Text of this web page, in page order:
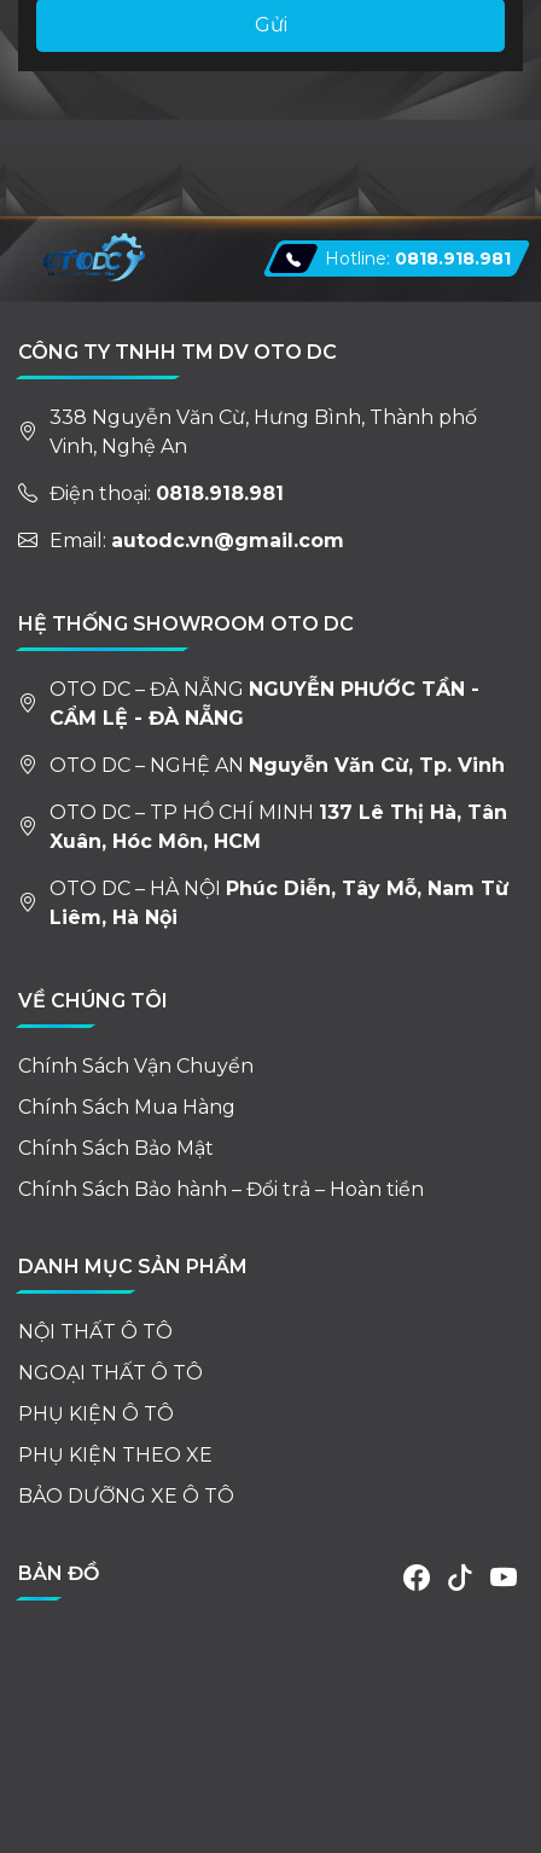
Gửi
Hotline: 0818.918.981
CÔNG TY TNHH TM DV OTO DC
338 Nguyễn Văn Cừ, Hưng Bình, Thành phố
Vinh, Nghệ An
Điện thoại: 0818.918.981
Email: autodc.vn@gmail.com
HỆ THỐNG SHOWROOM OTO DC
OTO DC – ĐÀ NẴNG NGUYỄN PHƯỚC TẦN -
CẨM LỆ - ĐÀ NẴNG
OTO DC – NGHỆ AN Nguyễn Văn Cừ, Tp. Vinh
OTO DC – TP HỒ CHÍ MINH 137 Lê Thị Hà, Tân
Xuân, Hóc Môn, HCM
OTO DC – HÀ NỘI Phúc Diễn, Tây Mỗ, Nam Từ
Liêm, Hà Nội
VỀ CHÚNG TÔI
Chính Sách Vận Chuyển
Chính Sách Mua Hàng
Chính Sách Bảo Mật
Chính Sách Bảo hành – Đổi trả – Hoàn tiền
DANH MỤC SẢN PHẨM
NỘI THẤT Ô TÔ
NGOẠI THẤT Ô TÔ
PHỤ KIỆN Ô TÔ
PHỤ KIỆN THEO XE
BẢO DƯỠNG XE Ô TÔ
BẢN ĐỒ